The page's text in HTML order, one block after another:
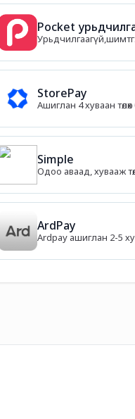
Pocket
StorePay
Ашиглан 4 хуваан
Simple
Одоо аваад, хувааж
ArdPay
Ardpay ашиглан 2-5